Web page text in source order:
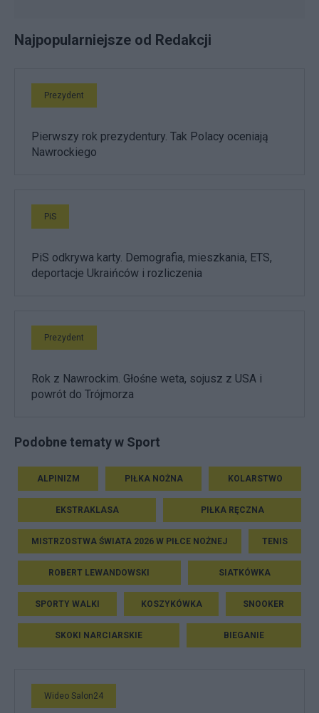
Najpopularniejsze od Redakcji
Prezydent
Pierwszy rok prezydentury. Tak Polacy oceniają
Nawrockiego
PiS
PiS odkrywa karty. Demografia, mieszkania, ETS,
deportacje Ukraińców i rozliczenia
Prezydent
Rok z Nawrockim. Głośne weta, sojusz z USA i
powrót do Trójmorza
Podobne tematy w Sport
ALPINIZM PIŁKA NOŻNA KOLARSTWO
EKSTRAKLASA PIŁKA RĘCZNA
MISTRZOSTWA ŚWIATA 2026 W PIŁCE NOŻNEJ TENIS
ROBERT LEWANDOWSKI SIATKÓWKA
SPORTY WALKI KOSZYKÓWKA SNOOKER
SKOKI NARCIARSKIE BIEGANIE
Wideo Salon24